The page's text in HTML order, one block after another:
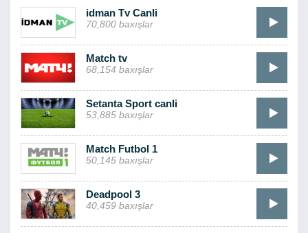
idman Tv Canli
70,800 baxışlar
Match tv
68,154 baxışlar
Setanta Sport canli
53,885 baxışlar
Match Futbol 1
50,145 baxışlar
Deadpool 3
40,459 baxışlar